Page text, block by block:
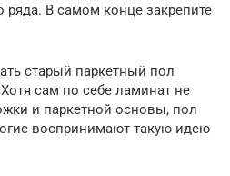
ряда. В самом конце закрепите
старый паркетный пол
сам по себе ламинат не
и паркетной основы, пол
воспринимают такую идею